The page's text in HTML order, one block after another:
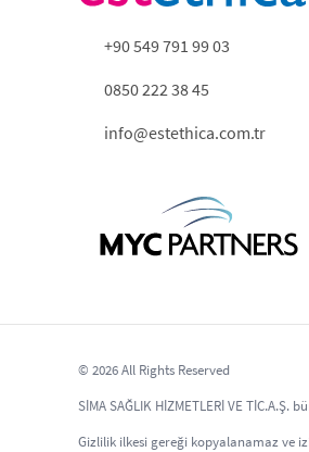
+90 549 791 99 03
0850 222 38 45
info@estethica.com.tr
© 2026 All Rights Reserved
SİMA SAĞLIK HİZMETLERİ VE
Gizlilik ilkesi gereği kopyalanamaz ve